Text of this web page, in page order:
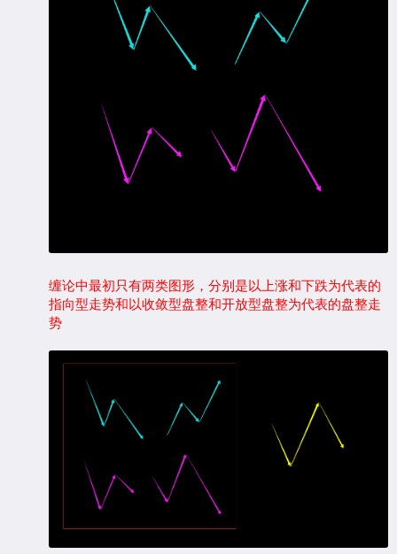
缠论中最初只有两类图形，分别是以上涨和下跌为代表的
指向型走势和以收敛型盘整和开放型盘整为代表的盘整走
势